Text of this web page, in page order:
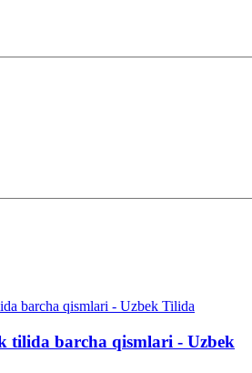
tilida barcha qismlari - Uzbek